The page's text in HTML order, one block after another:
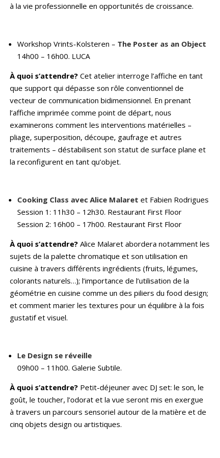
à la vie professionnelle en opportunités de croissance.
Workshop Vrints-Kolsteren – The Poster as an Object
14h00 – 16h00. LUCA
À quoi s’attendre? Cet atelier interroge l’affiche en tant
que support qui dépasse son rôle conventionnel de
vecteur de communication bidimensionnel. En prenant
l’affiche imprimée comme point de départ, nous
examinerons comment les interventions matérielles –
pliage, superposition, découpe, gaufrage et autres
traitements – déstabilisent son statut de surface plane et
la reconfigurent en tant qu’objet.
Cooking Class avec Alice Malaret et Fabien Rodrigues
Session 1: 11h30 – 12h30. Restaurant First Floor
Session 2: 16h00 – 17h00. Restaurant First Floor
À quoi s’attendre? Alice Malaret abordera notamment les
sujets de la palette chromatique et son utilisation en
cuisine à travers différents ingrédients (fruits, légumes,
colorants naturels…); l’importance de l’utilisation de la
géométrie en cuisine comme un des piliers du food design;
et comment marier les textures pour un équilibre à la fois
gustatif et visuel.
Le Design se réveille
09h00 – 11h00. Galerie Subtile.
À quoi s’attendre? Petit-déjeuner avec DJ set: le son, le
goût, le toucher, l’odorat et la vue seront mis en exergue
à travers un parcours sensoriel autour de la matière et de
cinq objets design ou artistiques.